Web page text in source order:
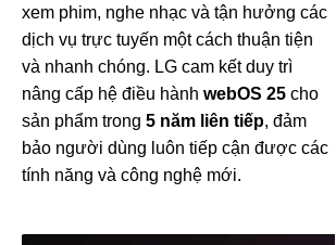
xem phim, nghe nhạc và tận hưởng các
dịch vụ trực tuyến một cách thuận tiện
và nhanh chóng. LG cam kết duy trì
nâng cấp hệ điều hành webOS 25 cho
sản phẩm trong 5 năm liên tiếp, đảm
bảo người dùng luôn tiếp cận được các
tính năng và công nghệ mới.